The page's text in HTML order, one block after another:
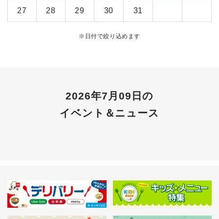
27 28 29 30 31
※ 日付で絞り込めます
2026年7月09日の
イベント＆ニュース